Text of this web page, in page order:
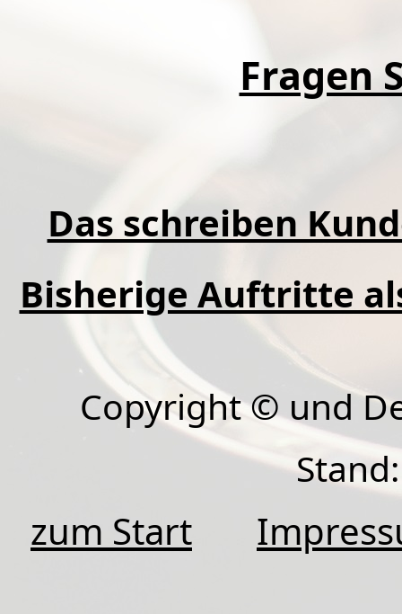
Fragen
Das schreiben
Bisherige Auftritte
Copyright © und
zum Start